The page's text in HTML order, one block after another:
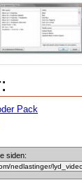
Pack
siden: